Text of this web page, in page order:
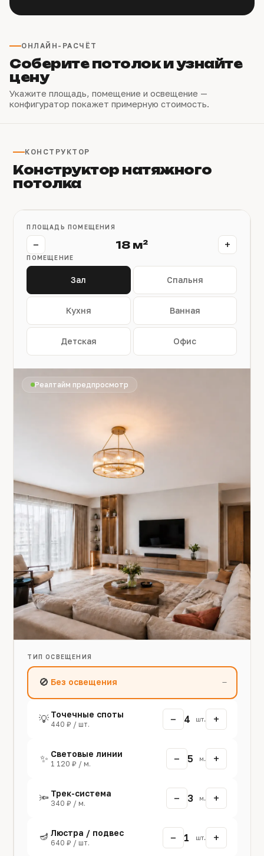
ОНЛАЙН-РАСЧЁТ
Соберите потолок и узнайте
цену
Укажите площадь, помещение и освещение —
конфигуратор покажет примерную стоимость.
КОНСТРУКТОР
Конструктор натяжного
потолка
ПЛОЩАДЬ ПОМЕЩЕНИЯ
− 18 м² +
ПОМЕЩЕНИЕ
Зал Спальня
Кухня Ванная
Детская Офис
Реалтайм предпросмотр
ТИП ОСВЕЩЕНИЯ
🚫 Без освещения —
💡 Точечные споты
440 ₽ / шт. − 4 шт. +
✨ Световые линии
1 120 ₽ / м. − 5 м. +
🔦 Трек-система
340 ₽ / м. − 3 м. +
🪔 Люстра / подвес
640 ₽ / шт. − 1 шт. +